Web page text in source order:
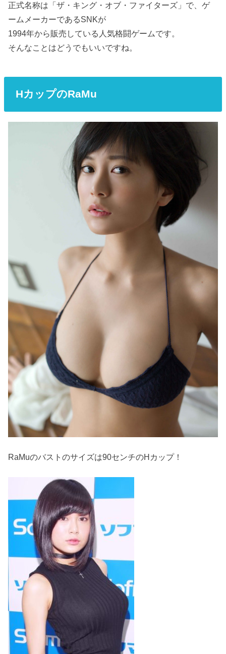
正式名称は「ザ・キング・オブ・ファイターズ」で、ゲ
ームメーカーであるSNKが
1994年から販売している人気格闘ゲームです。
そんなことはどうでもいいですね。
HカップのRaMu
RaMuのバストのサイズは90センチのHカップ！